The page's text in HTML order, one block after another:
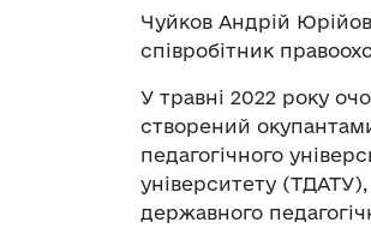
Чуйков Андрій
співробітник
У травні 2022 року
створений
педагогічного
університету
державного